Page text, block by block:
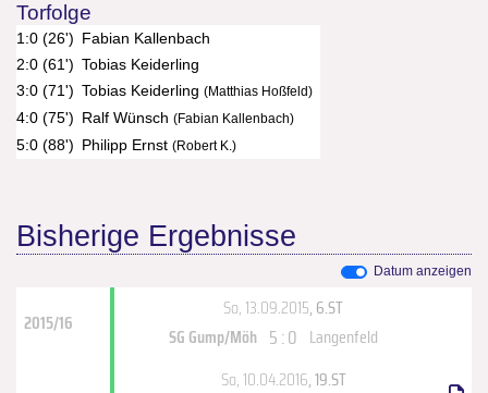
Torfolge
1:0 (26') Fabian Kallenbach
2:0 (61') Tobias Keiderling
3:0 (71') Tobias Keiderling (Matthias Hoßfeld)
4:0 (75') Ralf Wünsch (Fabian Kallenbach)
5:0 (88') Philipp Ernst (Robert K.)
Bisherige Ergebnisse
Datum anzeigen
2015/16
So, 13.09.2015, 6.ST
SG Gump/Möh 5 : 0 Langenfeld
So, 10.04.2016, 19.ST